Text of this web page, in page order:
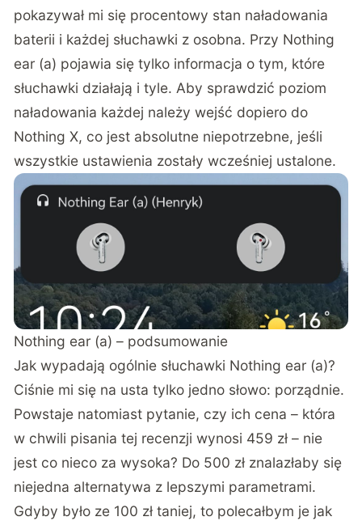
pokazywał mi się procentowy stan naładowania
baterii i każdej słuchawki z osobna. Przy Nothing
ear (a) pojawia się tylko informacja o tym, które
słuchawki działają i tyle. Aby sprawdzić poziom
naładowania każdej należy wejść dopiero do
Nothing X, co jest absolutne niepotrzebne, jeśli
wszystkie ustawienia zostały wcześniej ustalone.
Nothing ear (a) – podsumowanie
Jak wypadają ogólnie słuchawki Nothing ear (a)?
Ciśnie mi się na usta tylko jedno słowo: porządnie.
Powstaje natomiast pytanie, czy ich cena – która
w chwili pisania tej recenzji wynosi 459 zł – nie
jest co nieco za wysoka? Do 500 zł znalazłaby się
niejedna alternatywa z lepszymi parametrami.
Gdyby było ze 100 zł taniej, to polecałbym je jak